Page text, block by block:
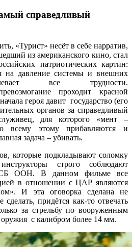
справедливый
«Турист» несёт в себе нарратив,
из американского кино, стал
патриотических картин:
на давление системы и внешних
все трудности.
проходит красной
героя давит государство (его
органов за справедливый
для которого «мент –
всему этому прибавляются и
задача – убивать.
которые подкладывают соломку
строго соблюдают
СБ ООН. В данном фильме все
в отношении с ЦАР являются
И эта оговорка сделана не
придётся как-то отвечать
за стрельбу по вооруженным
с калибром более 14 мм.